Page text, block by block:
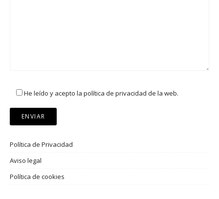
He leído y acepto la política de privacidad de la web.
Política de Privacidad
Aviso legal
Política de cookies